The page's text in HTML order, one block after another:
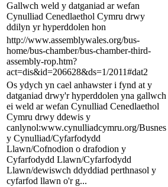
Gallwch weld y datganiad ar wefan
Cynulliad Cenedlaethol Cymru drwy
ddilyn yr hyperddolen hon
http://www.assemblywales.org/bus-
home/bus-chamber/bus-chamber-third-
assembly-rop.htm?
act=dis&id=206628&ds=1/2011#dat2
Os ydych yn cael anhawster i fynd at y
datganiad drwy'r hyperddolen yna gallwch
ei weld ar wefan Cynulliad Cenedlaethol
Cymru drwy ddewis y
canlynol:www.cynulliadcymru.org/Busnes
y Cynulliad/Cyfarfodydd
Llawn/Cofnodion o drafodion y
Cyfarfodydd Llawn/Cyfarfodydd
Llawn/dewiswch ddyddiad perthnasol y
cyfarfod llawn o'r g...